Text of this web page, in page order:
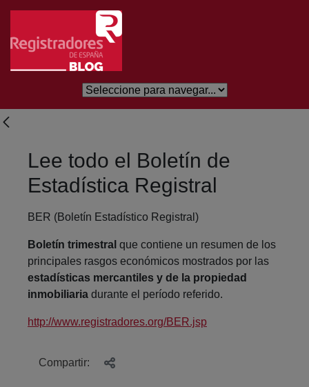
Skip to Main Content
Lee todo el Boletín de
Estadística Registral
BER (Boletín Estadístico Registral)
Boletín trimestral que contiene un resumen de los
principales rasgos económicos mostrados por las
estadísticas mercantiles y de la propiedad
inmobiliaria durante el período referido.
http://www.registradores.org/BER.jsp
Compartir: